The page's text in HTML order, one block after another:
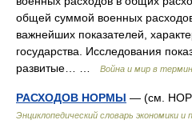
общей суммой военных
важнейших показателей,
государства. Исследования
развитые… …
Война и мир в
РАСХОДОВ НОРМЫ — (см.
Энциклопедический словарь экономики и